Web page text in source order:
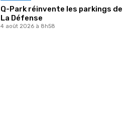
Q-Park réinvente les parkings de
La Défense
4 août 2026 à 8h58